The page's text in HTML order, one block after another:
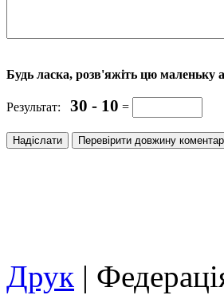
Будь ласка, розв'яжіть цю маленьку
Результат: 30 - 10 =
Друк |